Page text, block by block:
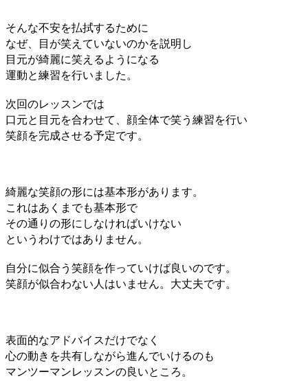
そんな不安を払拭するために
なぜ、目が笑えていないのかを説明し
目元が綺麗に笑えるようになる
運動と練習を行いました。
次回のレッスンでは
口元と目元を合わせて、顔全体で笑う練習を行い
笑顔を完成させる予定です。
綺麗な笑顔の形には基本形があります。
これはあくまでも基本形で
その通りの形にしなければいけない
というわけではありません。
自分に似合う笑顔を作っていけば良いのです。
笑顔が似合わない人はいません。大丈夫です。
表面的なアドバイスだけでなく
心の動きを共有しながら進んでいけるのも
マンツーマンレッスンの良いところ。